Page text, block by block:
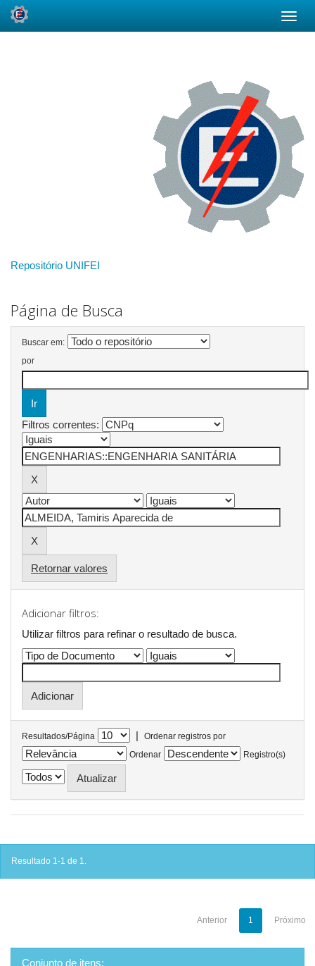
Repositório UNIFEI
Página de Busca
Buscar em:
por
Filtros correntes:
Retornar valores
Adicionar filtros:
Utilizar filtros para refinar o resultado de busca.
Resultados/Página |
Ordenar registros por
Ordenar
Registro(s)
Resultado 1-1 de 1.
Anterior 1 Próximo
Conjunto de itens: